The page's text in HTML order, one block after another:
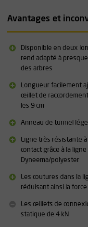
ce qui vous permet
devez alors fixer un
l'ancrage, puis y faire
peut également être
permet d'installer
branche.
Spécifications :
Poids : 350 grammes
Longueur réglable tous
pour la version 500 cm
Longueur totale : 250
Résistance à la rupture
Conforme à la norme
Avantages et
Disponible en deux
rend adapté à
des arbres
Longueur facilement
œillet de
les 9 cm
Anneau de tunnel
Ligne très résistante
contact grâce à la
Dyneema/polyester
Les coutures dans la
réduisant ainsi la
Les œillets de
statique de 4 kN